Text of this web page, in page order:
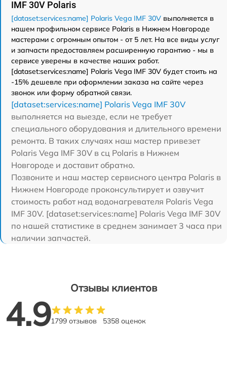
IMF 30V Polaris
[dataset:services:name] Polaris Vega IMF 30V выполняется в
нашем профильном сервисе Polaris в Нижнем Новгороде
мастерами с огромным опытом - от 5 лет. На все виды услуг
и запчасти предоставляем расширенную гарантию - мы в
сервисе уверены в качестве наших работ.
[dataset:services:name] Polaris Vega IMF 30V будет стоить на
-15% дешевле при оформлении заказа на сайте через
звонок или форму обратной связи.
[dataset:services:name] Polaris Vega IMF 30V
выполняется на выезде, если не требует
специального оборудования и длительного времени
ремонта. В таких случаях наш мастер привезет
Polaris Vega IMF 30V в сц Polaris в Нижнем
Новгороде и доставит обратно.
Позвоните и наш мастер сервисного центра Polaris в
Нижнем Новгороде проконсультирует и озвучит
стоимость работ над водонагревателя Polaris Vega
IMF 30V. [dataset:services:name] Polaris Vega IMF 30V
по нашей статистике в среднем занимает 3 часа при
наличии запчастей.
Отзывы клиентов
4.91799 отзывов 5358 оценок